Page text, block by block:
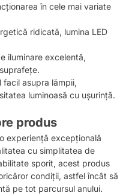
în cele mai variate
ridicată, lumina LED
iluminare excelentă,
facil asupra lămpii,
luminoasă cu ușurință.
produs
experiență excepțională
cu simplitatea de
sporit, acest produs
condiții, astfel încât să
pe tot parcursul anului.